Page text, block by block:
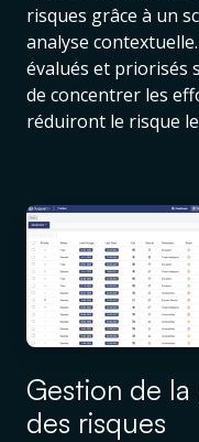
risques grâce à un
analyse
évalués et priorisés
de concentrer les
réduiront le risque
Gestion de
des risques